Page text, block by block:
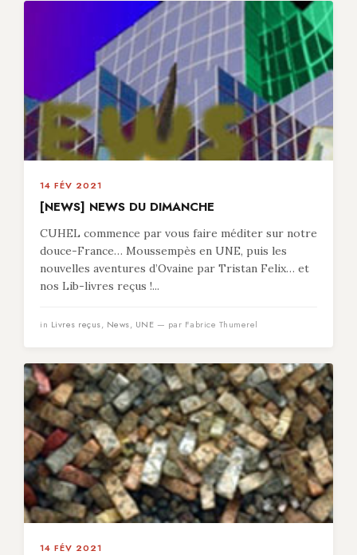
14 FÉV 2021
[NEWS] NEWS DU DIMANCHE
CUHEL commence par vous faire méditer sur notre
douce-France… Moussempès en UNE, puis les
nouvelles aventures d’Ovaine par Tristan Felix… et
nos Lib-livres reçus !...
in Livres reçus, News, UNE — par Fabrice Thumerel
14 FÉV 2021